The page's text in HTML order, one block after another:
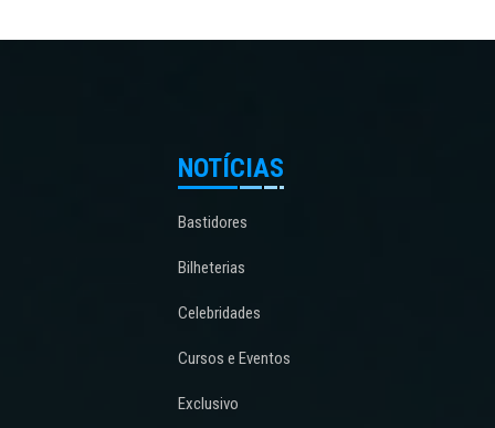
NOTÍCIAS
Bastidores
Bilheterias
Celebridades
Cursos e Eventos
Exclusivo